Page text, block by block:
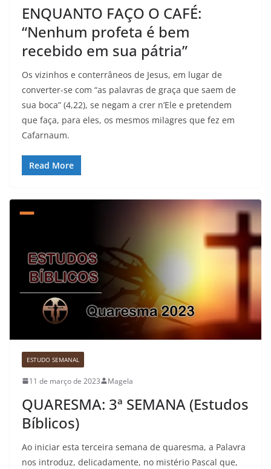
ENQUANTO FAÇO O CAFÉ:
“Nenhum profeta é bem
recebido em sua pátria”
Os vizinhos e conterrâneos de Jesus, em lugar de
converter-se com “as palavras de graça que saem de
sua boca” (4,22), se negam a crer n’Ele e pretendem
que faça, para eles, os mesmos milagres que fez em
Cafarnaum.
Read More
ESTUDO SEMANAL
11 de março de 2023 Magela
QUARESMA: 3ª SEMANA (Estudos
Bíblicos)
Ao iniciar esta terceira semana de quaresma, a Palavra
nos introduz, delicadamente, no mistério Pascal que,